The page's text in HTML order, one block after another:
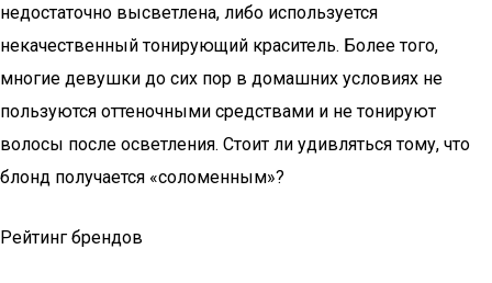
недостаточно высветлена, либо используется
некачественный тонирующий краситель. Более того,
многие девушки до сих пор в домашних условиях не
пользуются оттеночными средствами и не тонируют
волосы после осветления. Стоит ли удивляться тому, что
блонд получается «соломенным»?
Рейтинг брендов